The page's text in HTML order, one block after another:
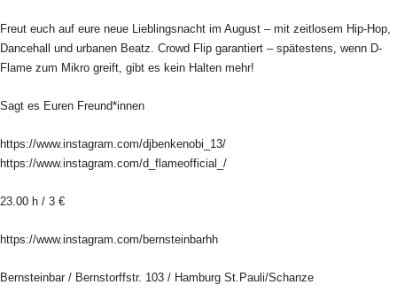
Freut euch auf eure neue Lieblingsnacht im August – mit zeitlosem Hip-Hop,
Dancehall und urbanen Beatz. Crowd Flip garantiert – spätestens, wenn D-
Flame zum Mikro greift, gibt es kein Halten mehr!
Sagt es Euren Freund*innen
https://www.instagram.com/djbenkenobi_13/
https://www.instagram.com/d_flameofficial_/
23.00 h / 3 €
https://www.instagram.com/bernsteinbarhh
Bernsteinbar / Bernstorffstr. 103 / Hamburg St.Pauli/Schanze